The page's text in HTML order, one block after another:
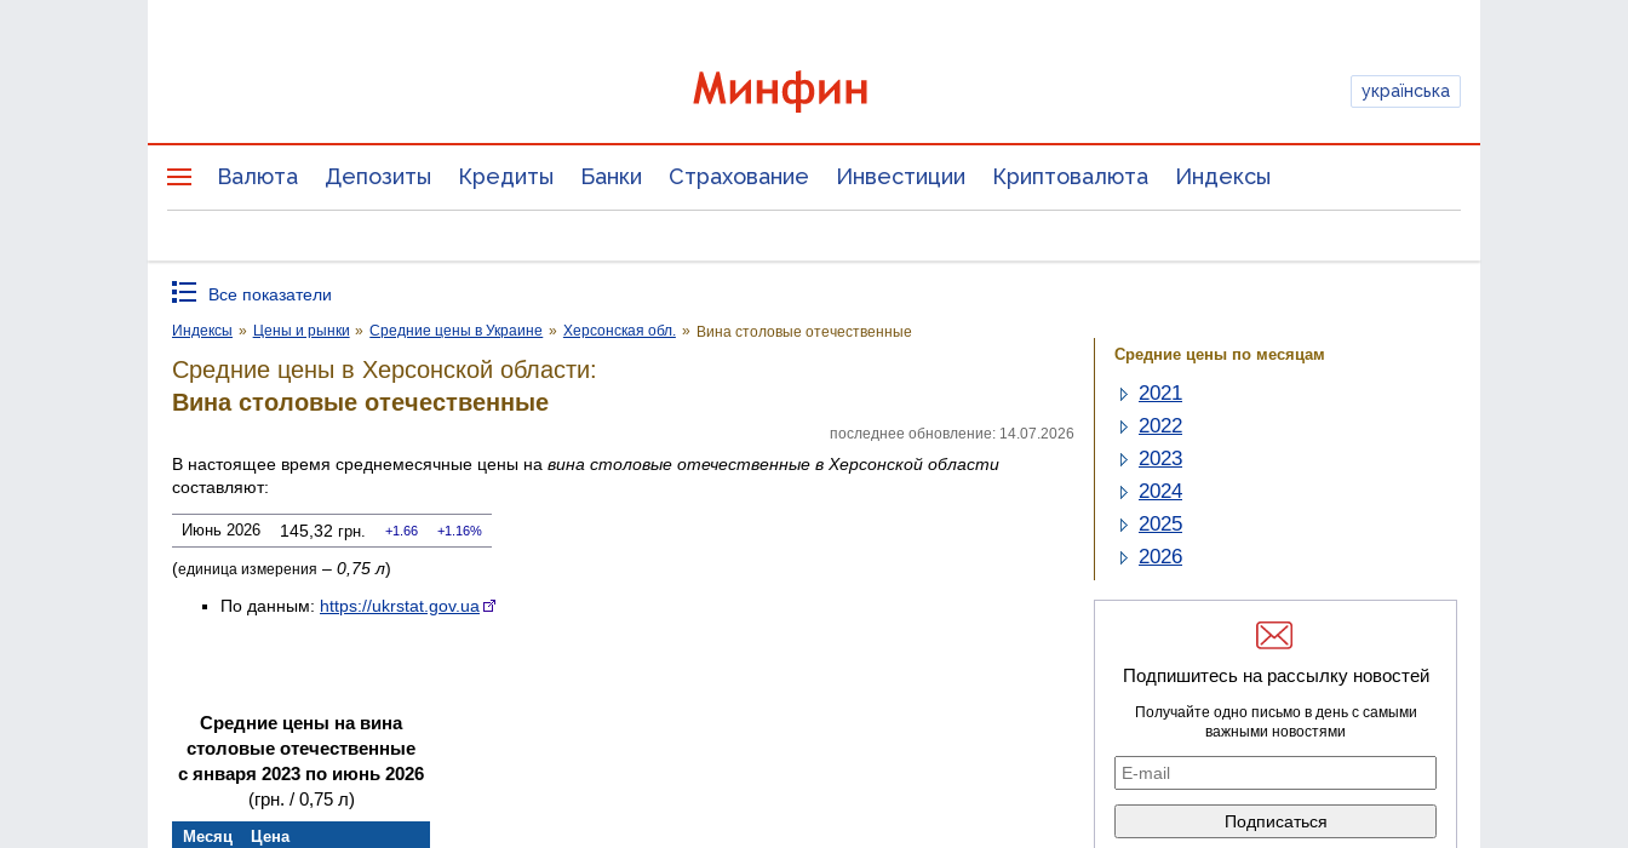
українська
Валюта Депозиты Кредиты Банки Страхование Инвестиции Криптовалюта Индексы
Все показатели
Индексы » Цены и рынки » Средние цены в Украине » Херсонская обл. » Вина столовые отечественные
Средние цены в Херсонской области:
Вина столовые отечественные
последнее обновление: 14.07.2026
В настоящее время среднемесячные цены на вина столовые отечественные в Херсонской области
составляют:
Июнь 2026 145,32 грн. 1.66 1.16%
(единица измерения – 0,75 л)
По данным: https://ukrstat.gov.ua
Средние цены на вина
столовые отечественные
с января 2023 по июнь 2026
(грн. / 0,75 л)
Месяц
Цена
Средние цены по месяцам
2021
2022
2023
2024
2025
2026
Подпишитесь на рассылку новостей
Получайте одно письмо в день с самыми
важными новостями